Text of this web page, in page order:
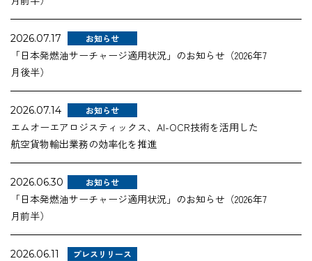
資料ダウンロード
2026.07.17 お知らせ
「日本発燃油サーチャージ適用状況」のお知らせ（2026年7
月後半）
2026.07.14 お知らせ
エムオーエアロジスティックス、AI-OCR技術を活用した
航空貨物輸出業務の効率化を推進
2026.06.30 お知らせ
「日本発燃油サーチャージ適用状況」のお知らせ（2026年7
月前半）
2026.06.11 プレスリリース